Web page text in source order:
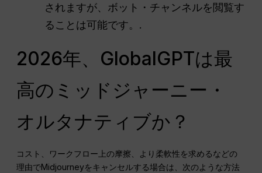
されますが、ボット・チャンネルを閲覧す
ることは可能です。.
2026年、GlobalGPTは最
高のミッドジャーニー・
オルタナティブか？
コスト、ワークフロー上の摩擦、より柔軟性を求めるなどの
理由でMidjourneyをキャンセルする場合は、次のような方法